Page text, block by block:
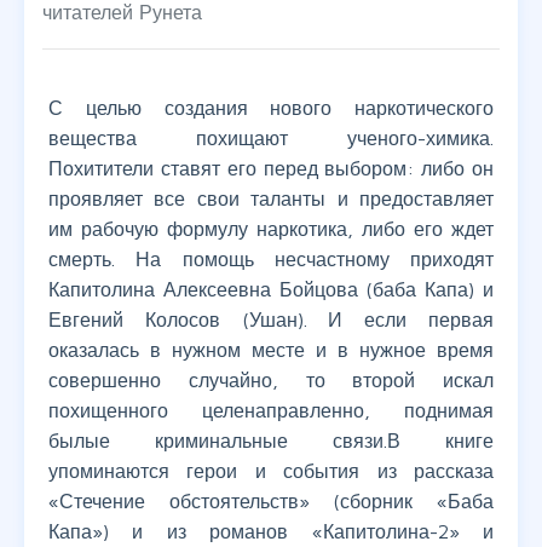
читателей Рунета
С целью создания нового наркотического
вещества похищают ученого-химика.
Похитители ставят его перед выбором: либо он
проявляет все свои таланты и предоставляет
им рабочую формулу наркотика, либо его ждет
смерть. На помощь несчастному приходят
Капитолина Алексеевна Бойцова (баба Капа) и
Евгений Колосов (Ушан). И если первая
оказалась в нужном месте и в нужное время
совершенно случайно, то второй искал
похищенного целенаправленно, поднимая
былые криминальные связи.В книге
упоминаются герои и события из рассказа
«Стечение обстоятельств» (сборник «Баба
Капа») и из романов «Капитолина-2» и